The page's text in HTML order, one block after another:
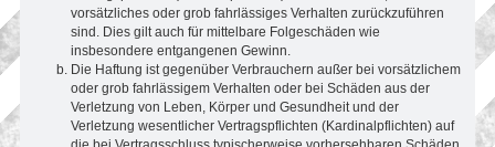
vorsätzliches oder grob fahrlässiges Verhalten zurückzuführen
sind. Dies gilt auch für mittelbare Folgeschäden wie
insbesondere entgangenen Gewinn.
Die Haftung ist gegenüber Verbrauchern außer bei vorsätzlichem
oder grob fahrlässigem Verhalten oder bei Schäden aus der
Verletzung von Leben, Körper und Gesundheit und der
Verletzung wesentlicher Vertragspflichten (Kardinalpflichten) auf